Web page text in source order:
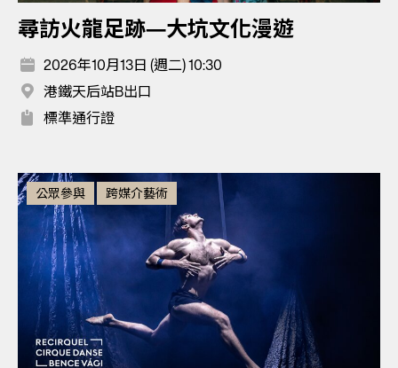
尋訪火龍足跡—大坑文化漫遊
2026年10月13日 (週二) 10:30
港鐵天后站B出口
標準通行證
公眾參與 跨媒介藝術